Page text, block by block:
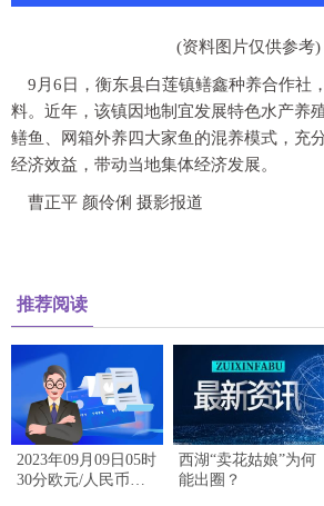
(资料图片仅供参考)
9月6日，衡东县白莲镇鳝鑫种养合作社
料。近年，该镇因地制宜发展特色水产养
鳝鱼、网箱外养四大家鱼的混养模式，充
经济效益，带动当地集体经济发展。
曹正平 颜伶俐 摄影报道
推荐阅读
2023年09月09日05时
30分欧元/人民币汇
西湖“卖花姑娘”为何
能出圈？